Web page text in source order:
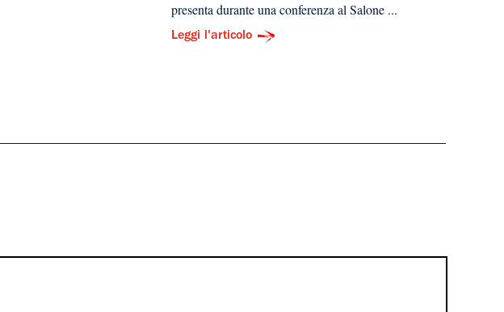
presenta durante una conferenza al Salone ...
Leggi l'articolo